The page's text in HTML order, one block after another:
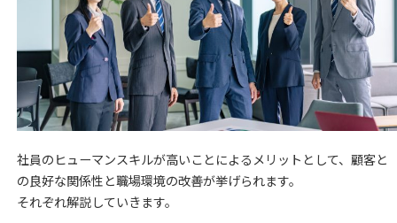
社員のヒューマンスキルが高いことによるメリットとして、顧客と
の良好な関係性と職場環境の改善が挙げられます。
それぞれ解説していきます。